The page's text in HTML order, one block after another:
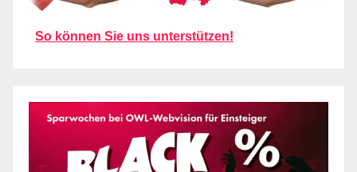
So können Sie uns unterstützen!